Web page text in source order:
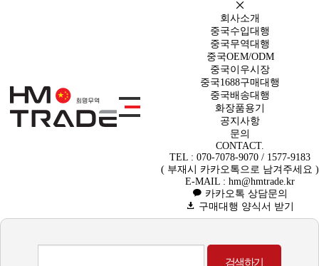
회사소개
중국수입대행
중국무역대행
중국OEM/ODM
중국이우시장
중국1688구매대행
중국배송대행
화장품용기
공지사항
문의
CONTACT.
TEL : 070-7078-9070 / 1577-9183
( 부재시 카카오톡으로 남겨주세요 )
E-MAIL : hm@hmtrade.kr
카카오톡 상담문의
구매대행 양식서 받기
중국수입대행